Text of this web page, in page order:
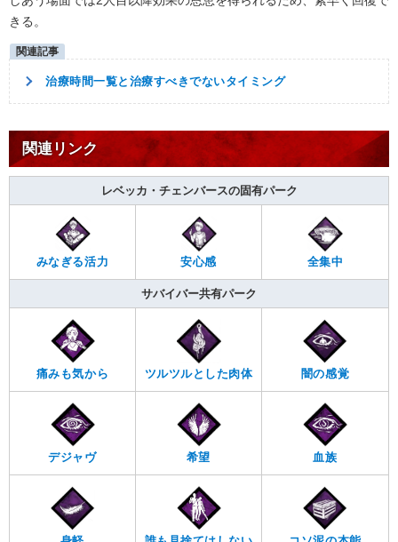
きる。
治療時間一覧と治療すべきでないタイミング
関連リンク
レベッカ・チェンバースの固有パーク
みなぎる活力 安心感 全集中
サバイバー共有パーク
痛みも気から ツルツルとした肉体 闇の感覚
デジャヴ 希望 血族